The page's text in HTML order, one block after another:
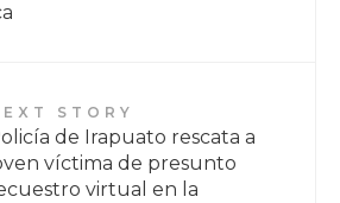
STORY
de Irapuato rescata a
víctima de presunto
virtual en la